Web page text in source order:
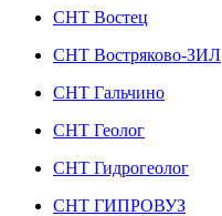
СНТ Востец
СНТ Востряково-ЗИЛ
СНТ Гальчино
СНТ Геолог
СНТ Гидрогеолог
СНТ ГИПРОВУЗ